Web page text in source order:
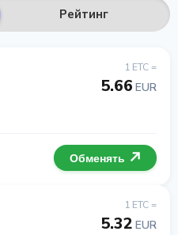
Рейтинг
1 ETC =
5.66 EUR
Обменять
1 ETC =
5.32 EUR